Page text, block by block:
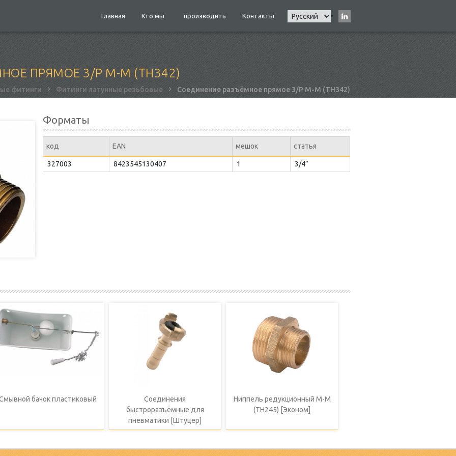
Main
navigation
Главная Кто мы производить Контакты
Select
your
language
ПРЯМОЕ 3/Р М-М (ТН342)
фитинги Фитинги латунные резьбовые Соединение разъёмное прямое 3/Р М-М (ТН342)
Форматы
код EAN мешок статья
327003 8423545130407 1 3/4”
бачок пластиковый
Соединения
быстроразъёмные для
пневматики [Штуцер]
Ниппель редукционный М-М
(ТН245) [Эконом]